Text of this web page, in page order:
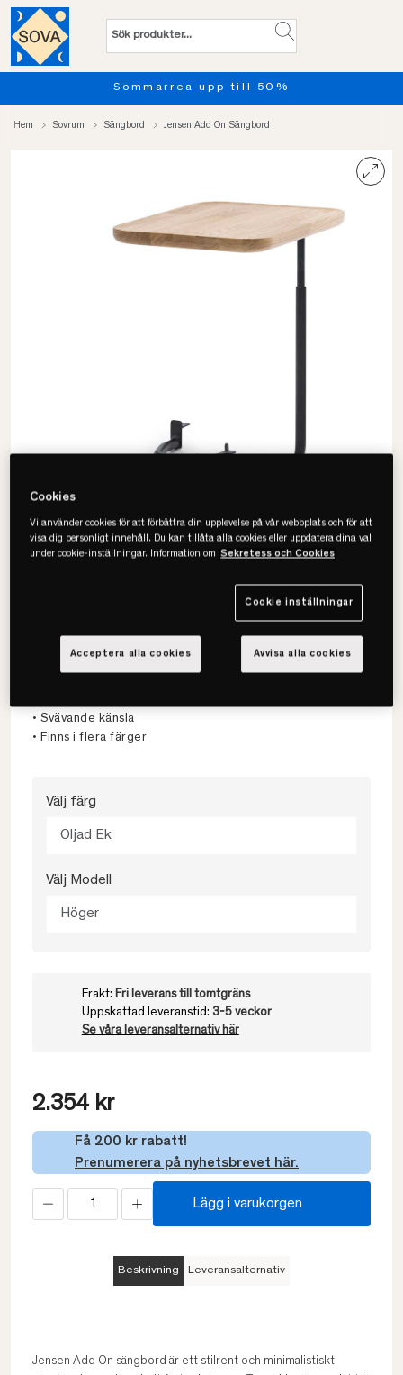
Sommarrea upp till 50%
Hem Sovrum Sängbord Jensen Add On Sängbord
Jensen
Add On Sängbord
• Svävande känsla
• Finns i flera färger
Välj färg
Oljad Ek
Välj Modell
Höger
Frakt: Fri leverans till tomtgräns
Uppskattad leveranstid: 3-5 veckor
Se våra leveransalternativ här
2.354 kr
Få 200 kr rabatt!
Prenumerera på nyhetsbrevet här.
Lägg i varukorgen
Beskrivning Leveransalternativ
Jensen Add On sängbord är ett stilrent och minimalistiskt
Cookies
Vi använder cookies för att förbättra din upplevelse på vår webbplats och för att
visa dig personligt innehåll. Du kan tillåta alla cookies eller uppdatera dina val
under cookie-inställningar. Information om Sekretess och Cookies
Cookie inställningar
Avvisa alla cookies
Acceptera alla cookies